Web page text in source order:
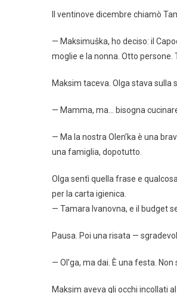
Il ventinove dicembre chiamò
— Maksimuška, ho deciso: il
moglie e la nonna. Otto
Maksim taceva. Olga stava sulla
— Mamma, ma… bisogna
— Ma la nostra Olen’ka è una
una famiglia, dopotutto.
Olga sentì quella frase e
per la carta igienica.
— Tamara Ivanovna, e il budget
Pausa. Poi una risata —
— Ol’ga, ma dai. È una festa.
Maksim aveva gli occhi incollati